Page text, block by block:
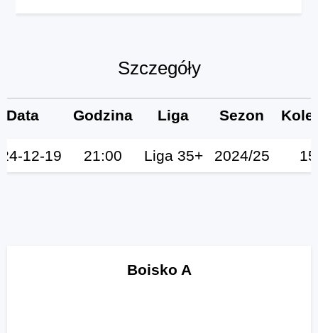
Szczegóły
Data Godzina Liga Sezon
12-19 21:00 Liga 35+ 2024/25 15
Boisko A